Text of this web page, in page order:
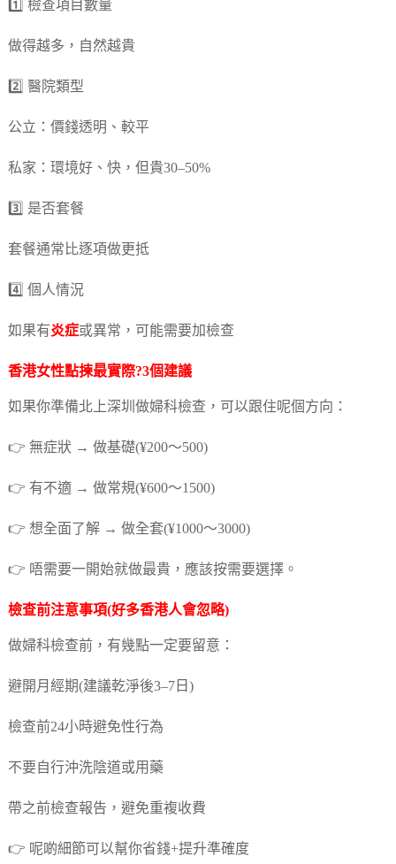
1️⃣ 檢查項目數量
做得越多，自然越貴
2️⃣ 醫院類型
公立：價錢透明、較平
私家：環境好、快，但貴30–50%
3️⃣ 是否套餐
套餐通常比逐項做更抵
4️⃣ 個人情況
如果有炎症或異常，可能需要加檢查
香港女性點揀最實際?3個建議
如果你準備北上深圳做婦科檢查，可以跟住呢個方向：
👉 無症狀 → 做基礎(¥200～500)
👉 有不適 → 做常規(¥600～1500)
👉 想全面了解 → 做全套(¥1000～3000)
👉 唔需要一開始就做最貴，應該按需要選擇。
檢查前注意事項(好多香港人會忽略)
做婦科檢查前，有幾點一定要留意：
避開月經期(建議乾淨後3–7日)
檢查前24小時避免性行為
不要自行沖洗陰道或用藥
帶之前檢查報告，避免重複收費
👉 呢啲細節可以幫你省錢+提升準確度